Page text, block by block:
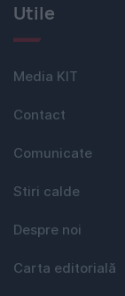
Utile
Media KIT
Contact
Comunicate
Stiri calde
Despre noi
Carta editorială